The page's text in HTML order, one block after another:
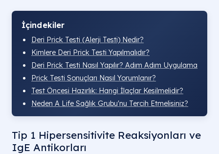
İçindekiler
Deri Prick Testi (Alerji Testi) Nedir?
Kimlere Deri Prick Testi Yapılmalıdır?
Deri Prick Testi Nasıl Yapılır? Adım Adım Uygulama
Prick Testi Sonuçları Nasıl Yorumlanır?
Test Öncesi Hazırlık: Hangi İlaçlar Kesilmelidir?
Neden A Life Sağlık Grubu'nu Tercih Etmelisiniz?
Tip 1 Hipersensitivite Reaksiyonları ve
IgE Antikorları